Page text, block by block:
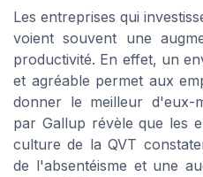
Les entreprises qui
voient souvent une
productivité. En effet, un
et agréable permet aux
donner le meilleur d'eux-
par Gallup révèle que les
culture de la QVT
de l'absentéisme et une